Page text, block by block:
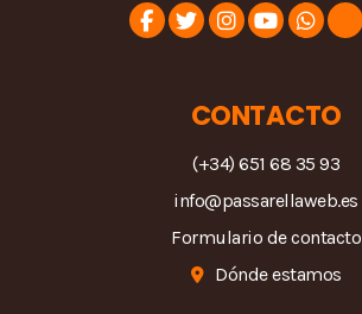
CONTACTO
(+34) 651 68 35 93
info@passarellaweb.es
Formulario de contacto
Dónde estamos